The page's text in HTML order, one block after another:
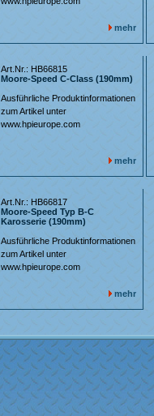
mehr
Art.Nr.: HB66815
Moore-Speed C-Class (190mm)
Ausführliche Produktinformationen
zum Artikel unter
www.hpieurope.com
mehr
Art.Nr.: HB66817
Moore-Speed Typ B-C
Karosserie (190mm)
Ausführliche Produktinformationen
zum Artikel unter
www.hpieurope.com
mehr